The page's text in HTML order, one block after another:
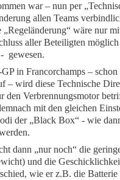
war – nun per
allen Teams
wäre nur
aller Beteiligten
gewesen.
in Francorchamps – schon
– wird diese Technische
den Verbrennungsmotor
mit den gleichen
der „Black Box“ - wie
dann „nur noch“ die
und die
wie er z.B. die Batterie